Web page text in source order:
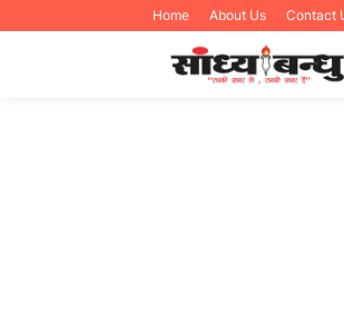
Home About Us Contact